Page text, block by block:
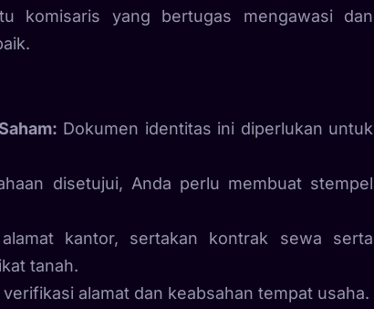
komisaris yang bertugas mengawasi dan
Dokumen identitas ini diperlukan untuk
disetujui, Anda perlu membuat stempel
kantor, sertakan kontrak sewa serta
tanah.
alamat dan keabsahan tempat usaha.